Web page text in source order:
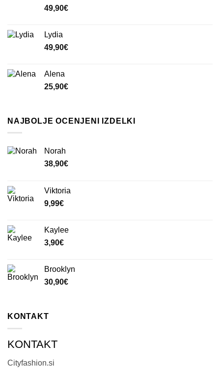
49,90€
Lydia
49,90€
Alena
25,90€
NAJBOLJE OCENJENI IZDELKI
Norah
38,90€
Viktoria
9,99€
Kaylee
3,90€
Brooklyn
30,90€
KONTAKT
KONTAKT
Cityfashion.si